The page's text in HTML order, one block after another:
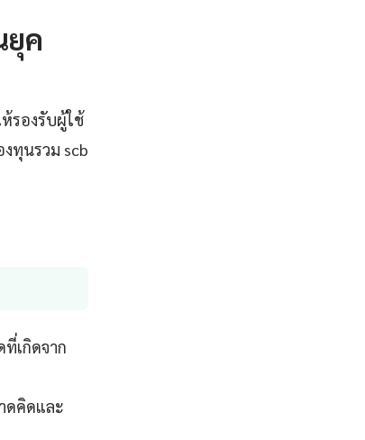
ยุค
รองรับผู้ใช้
ทุนรวม scb
เกิดจาก
ดคิดและ